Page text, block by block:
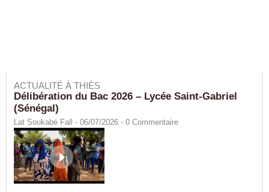
ACTUALITÉ À THIÈS
Délibération du Bac 2026 – Lycée Saint-Gabriel
(Sénégal)
Lat Soukabé Fall - 06/07/2026 - 0 Commentaire